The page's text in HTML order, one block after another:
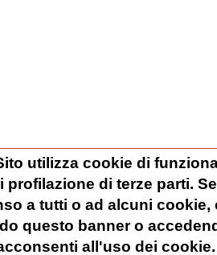
utilizza cookie di
profilazione di terze parti.
a tutti o ad alcuni
questo banner o
all'uso dei cookie.